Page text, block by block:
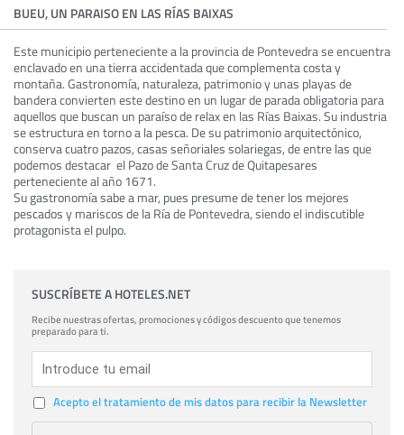
BUEU, UN PARAISO EN LAS RÍAS BAIXAS
Este municipio perteneciente a la provincia de Pontevedra se encuentra
enclavado en una tierra accidentada que complementa costa y
montaña. Gastronomía, naturaleza, patrimonio y unas playas de
bandera convierten este destino en un lugar de parada obligatoria para
aquellos que buscan un paraíso de relax en las Rías Baixas. Su industria
se estructura en torno a la pesca. De su patrimonio arquitectónico,
conserva cuatro pazos, casas señoriales solariegas, de entre las que
podemos destacar el Pazo de Santa Cruz de Quitapesares
perteneciente al año 1671.
Su gastronomía sabe a mar, pues presume de tener los mejores
pescados y mariscos de la Ría de Pontevedra, siendo el indiscutible
protagonista el pulpo.
SUSCRÍBETE A HOTELES.NET
Recibe nuestras ofertas, promociones y códigos descuento que tenemos
preparado para ti.
Acepto el tratamiento de mis datos para recibir la Newsletter